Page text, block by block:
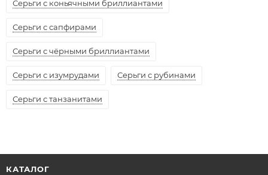
Серьги с коньячными бриллиантами
Серьги с сапфирами
Серьги с чёрными бриллиантами
Серьги с изумрудами Серьги с рубинами
Серьги с танзанитами
КАТАЛОГ